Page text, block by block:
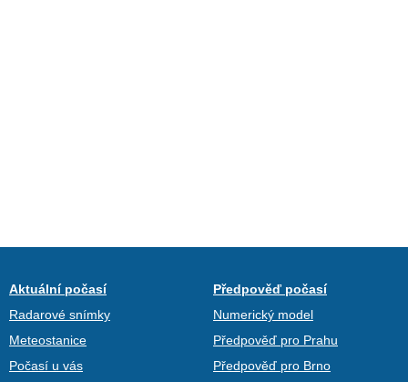
Aktuální počasí
Radarové snímky
Meteostanice
Počasí u vás
Předpověď počasí
Numerický model
Předpověď pro Prahu
Předpověď pro Brno